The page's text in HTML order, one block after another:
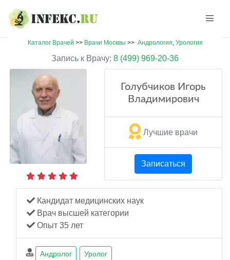
Каталог Врачей >> Врачи Москвы >> Андрология, Урология
Запись к Врачу: 8 (499) 969-20-36
Голубчиков Игорь
Владимирович
Лучшие врачи
Записаться
Кандидат медицинских наук
Врач высшей категории
Опыт 35 лет
Андролог Уролог